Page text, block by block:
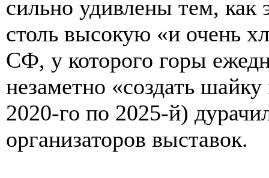
сильно удивлены тем,
столь высокую «и очень
СФ, у которого горы
незаметно «создать
2020-го по 2025-й)
организаторов выставок.